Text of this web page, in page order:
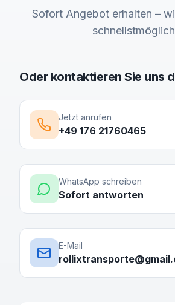
Sofort Angebot erhalten –
Oder kontaktieren Sie uns
Jetzt anrufen
+49 176 21760465
WhatsApp schreiben
Sofort antworten
E-Mail